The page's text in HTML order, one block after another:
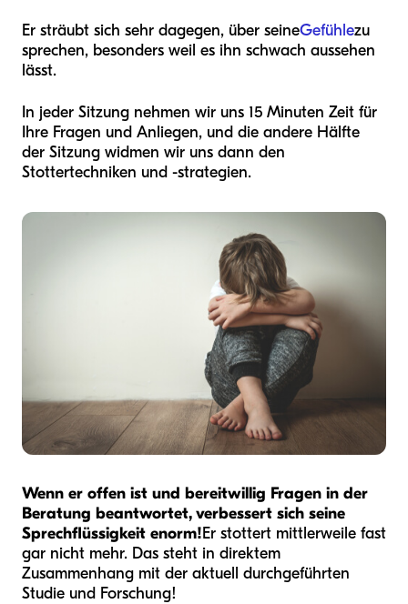
Er sträubt sich sehr dagegen, über seineGefühlezu
sprechen, besonders weil es ihn schwach aussehen
lässt.
In jeder Sitzung nehmen wir uns 15 Minuten Zeit für
Ihre Fragen und Anliegen, und die andere Hälfte
der Sitzung widmen wir uns dann den
Stottertechniken und -strategien.
Wenn er offen ist und bereitwillig Fragen in der
Beratung beantwortet, verbessert sich seine
Sprechflüssigkeit enorm!Er stottert mittlerweile fast
gar nicht mehr. Das steht in direktem
Zusammenhang mit der aktuell durchgeführten
Studie und Forschung!